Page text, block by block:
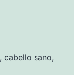
, cabello sano,